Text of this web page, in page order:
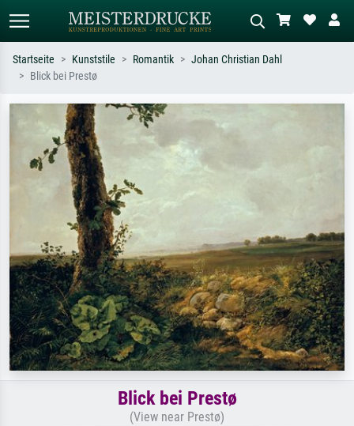
Suchen Sie nach Künstlern, Werktiteln
oder Stilen – z.B. Monet,
Sternennacht, Impressionismus, Welle
Hokusai, Akt.
Beschreiben Sie die Szene – z.B. Grüne
Wiese, Abstrakt mit viel Rot, Dunkles
Ölgemälde, Stehender Akt neben einem
Startseite Kunststile Romantik
Johan Christian Dahl
Blick bei Prestø
Blick bei Prestø
(View near Prestø)